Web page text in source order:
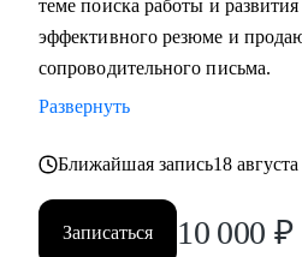
сложные вопросы.
Кому могу помочь:
среднего звена
при смене деятельности,
теме поиска работы и
эффективного резюме и
сопроводительного письма.
Развернуть
Ближайшая запись18
Записаться 10 000 ₽